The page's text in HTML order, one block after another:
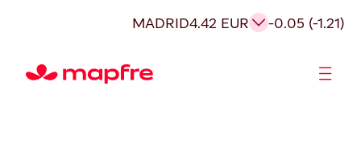
MADRID4.42 EUR -0.05 (-1.21)